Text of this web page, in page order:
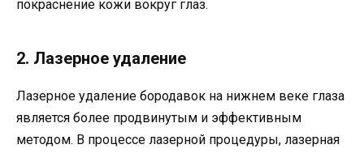
покраснение кожи вокруг глаз.
2. Лазерное удаление
Лазерное удаление бородавок на нижнем веке глаза
является более продвинутым и эффективным
методом. В процессе лазерной процедуры, лазерная